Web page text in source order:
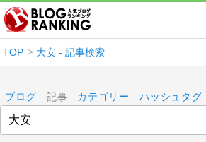
TOP 大安 - 記事検索
ブログ 記事 カテゴリー ハッシュタグ